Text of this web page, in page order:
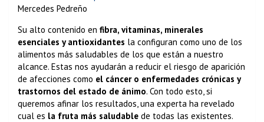
Mercedes Pedreño
Su alto contenido en fibra, vitaminas, minerales
esenciales y antioxidantes la configuran como uno de los
alimentos más saludables de los que están a nuestro
alcance. Estas nos ayudarán a reducir el riesgo de aparición
de afecciones como el cáncer o enfermedades crónicas y
trastornos del estado de ánimo. Con todo esto, si
queremos afinar los resultados, una experta ha revelado
cual es la fruta más saludable de todas las existentes.